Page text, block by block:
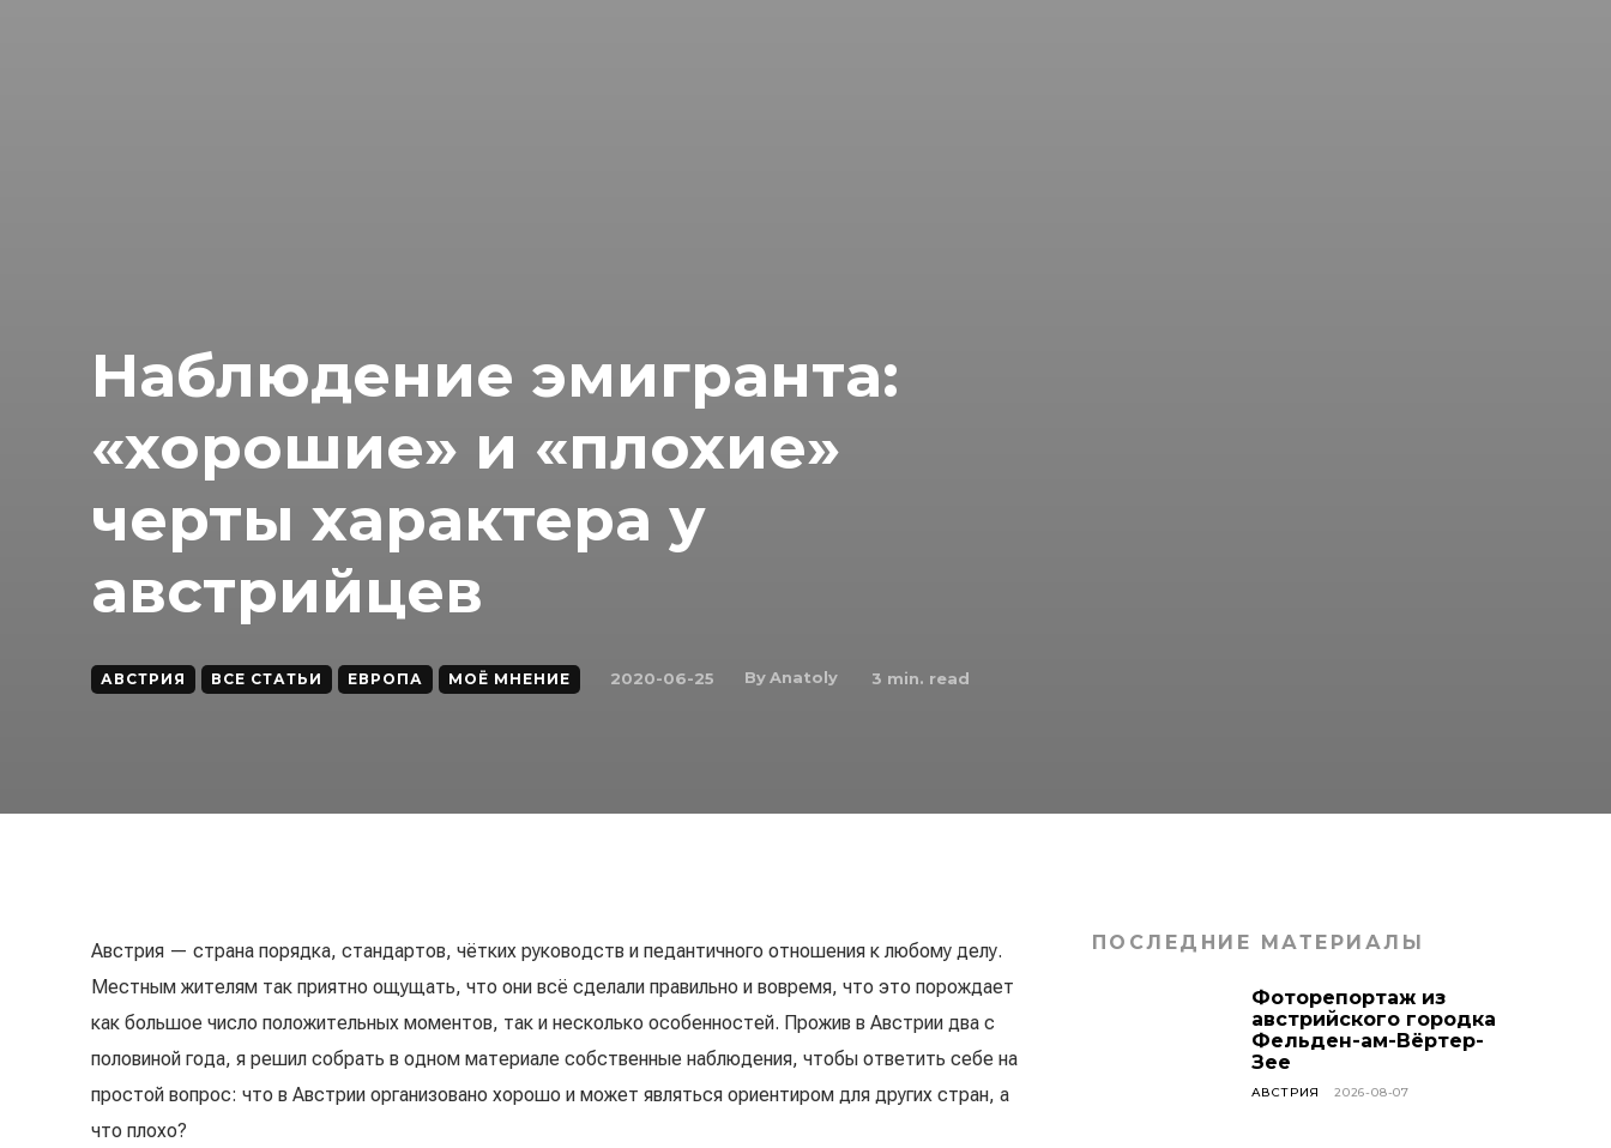
Наблюдение эмигранта:
«хорошие» и «плохие»
черты характера у
австрийцев
АВСТРИЯ ВСЕ СТАТЬИ ЕВРОПА МОЁ МНЕНИЕ 2020-06-25 ByAnatoly 3 min. read
Австрия — страна порядка, стандартов, чётких руководств и педантичного отношения к любому делу.
Местным жителям так приятно ощущать, что они всё сделали правильно и вовремя, что это порождает
как большое число положительных моментов, так и несколько особенностей. Прожив в Австрии два с
половиной года, я решил собрать в одном материале собственные наблюдения, чтобы ответить себе на
простой вопрос: что в Австрии организовано хорошо и может являться ориентиром для других стран, а
что плохо?
ПОСЛЕДНИЕ МАТЕРИАЛЫ
Фоторепортаж из
австрийского городка
Фельден-ам-Вёртер-
Зее
АВСТРИЯ 2026-08-07